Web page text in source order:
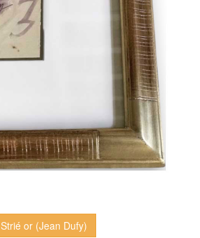
Strié or (Jean Dufy)